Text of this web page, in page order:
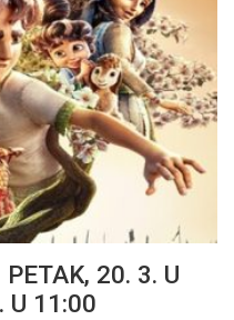
20. 3. U
U 11:00